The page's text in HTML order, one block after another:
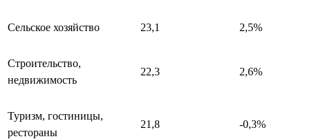
Сельское хозяйство 23,1 2,5%
Строительство,
недвижимость
22,3 2,6%
Туризм, гостиницы,
рестораны
21,8 -0,3%